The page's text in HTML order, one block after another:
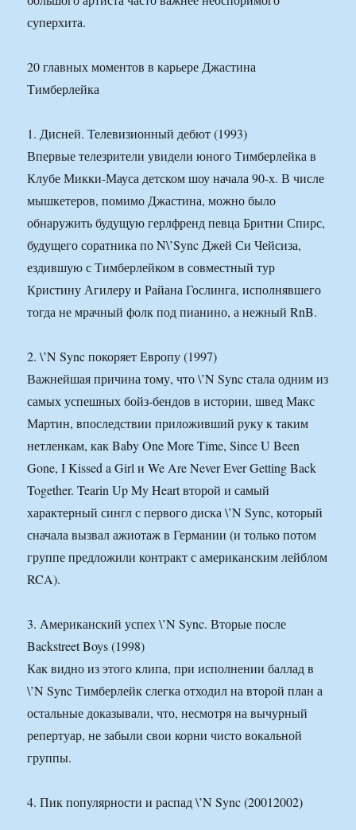
суперхита.
20 главных моментов в карьере Джастина
Тимберлейка
1. Дисней. Телевизионный дебют (1993)
Впервые телезрители увидели юного Тимберлейка в
Клубе Микки-Мауса детском шоу начала 90-х. В числе
мышкетеров, помимо Джастина, можно было
обнаружить будущую герлфренд певца Бритни Спирс,
будущего соратника по N\’Sync Джей Си Чейсиза,
ездившую с Тимберлейком в совместный тур
Кристину Агилеру и Райана Гослинга, исполнявшего
тогда не мрачный фолк под пианино, а нежный RnB.
2. \’N Sync покоряет Европу (1997)
Важнейшая причина тому, что \’N Sync стала одним из
самых успешных бойз-бендов в истории, швед Макс
Мартин, впоследствии приложивший руку к таким
нетленкам, как Baby One More Time, Since U Been
Gone, I Kissed a Girl и We Are Never Ever Getting Back
Together. Tearin Up My Heart второй и самый
характерный сингл с первого диска \’N Sync, который
сначала вызвал ажиотаж в Германии (и только потом
группе предложили контракт с американским лейблом
RCA).
3. Американский успех \’N Sync. Вторые после
Backstreet Boys (1998)
Как видно из этого клипа, при исполнении баллад в
\’N Sync Тимберлейк слегка отходил на второй план а
остальные доказывали, что, несмотря на вычурный
репертуар, не забыли свои корни чисто вокальной
группы.
4. Пик популярности и распад \’N Sync (20012002)